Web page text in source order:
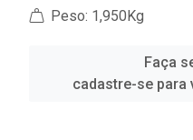
Peso: 1,950Kg
Faça
cadastre-se para